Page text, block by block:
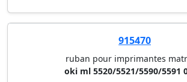
915470
ruban pour imprimantes
oki ml 5520/5521/5590/5591